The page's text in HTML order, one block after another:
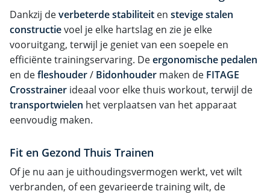
Dankzij deverbeterde stabiliteit en stevige stalen
constructievoel je elke hartslag en zie je elke
vooruitgang, terwijl je geniet van een soepele en
efficiënte trainingservaring. Deergonomische pedalen
en defleshouder/ Bidonhouder maken de FITAGE
Crosstrainer ideaal voor elke thuis workout, terwijl de
transportwielen het verplaatsen van het apparaat
eenvoudig maken.
Fit en Gezond Thuis Trainen
Of je nu aan je uithoudingsvermogen werkt, vet wilt
verbranden, of een gevarieerde training wilt, de